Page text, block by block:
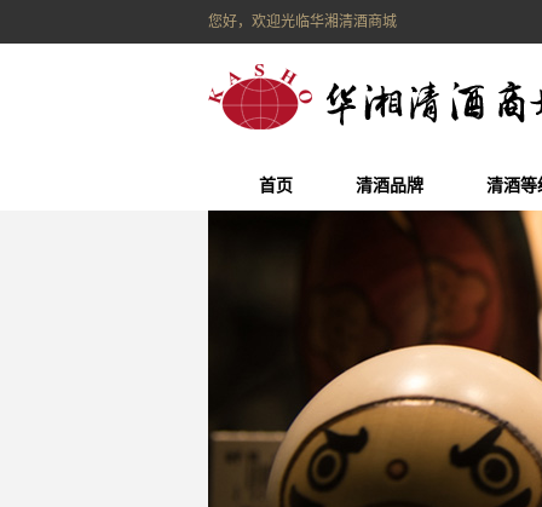
您好，欢迎光临华湘清酒商城
首页 清酒品牌 清酒等